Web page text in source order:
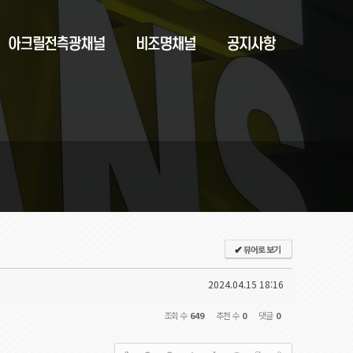
✔뷰어로 보기
2024.04.15 18:16
조회 수 649 추천 수 0 댓글 0